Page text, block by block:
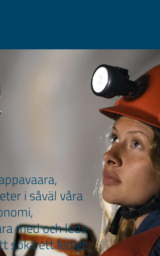
i såväl våra
med och leda
söka ett ledigt